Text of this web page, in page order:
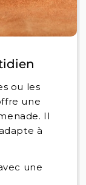
ou les
une
Il
à
une